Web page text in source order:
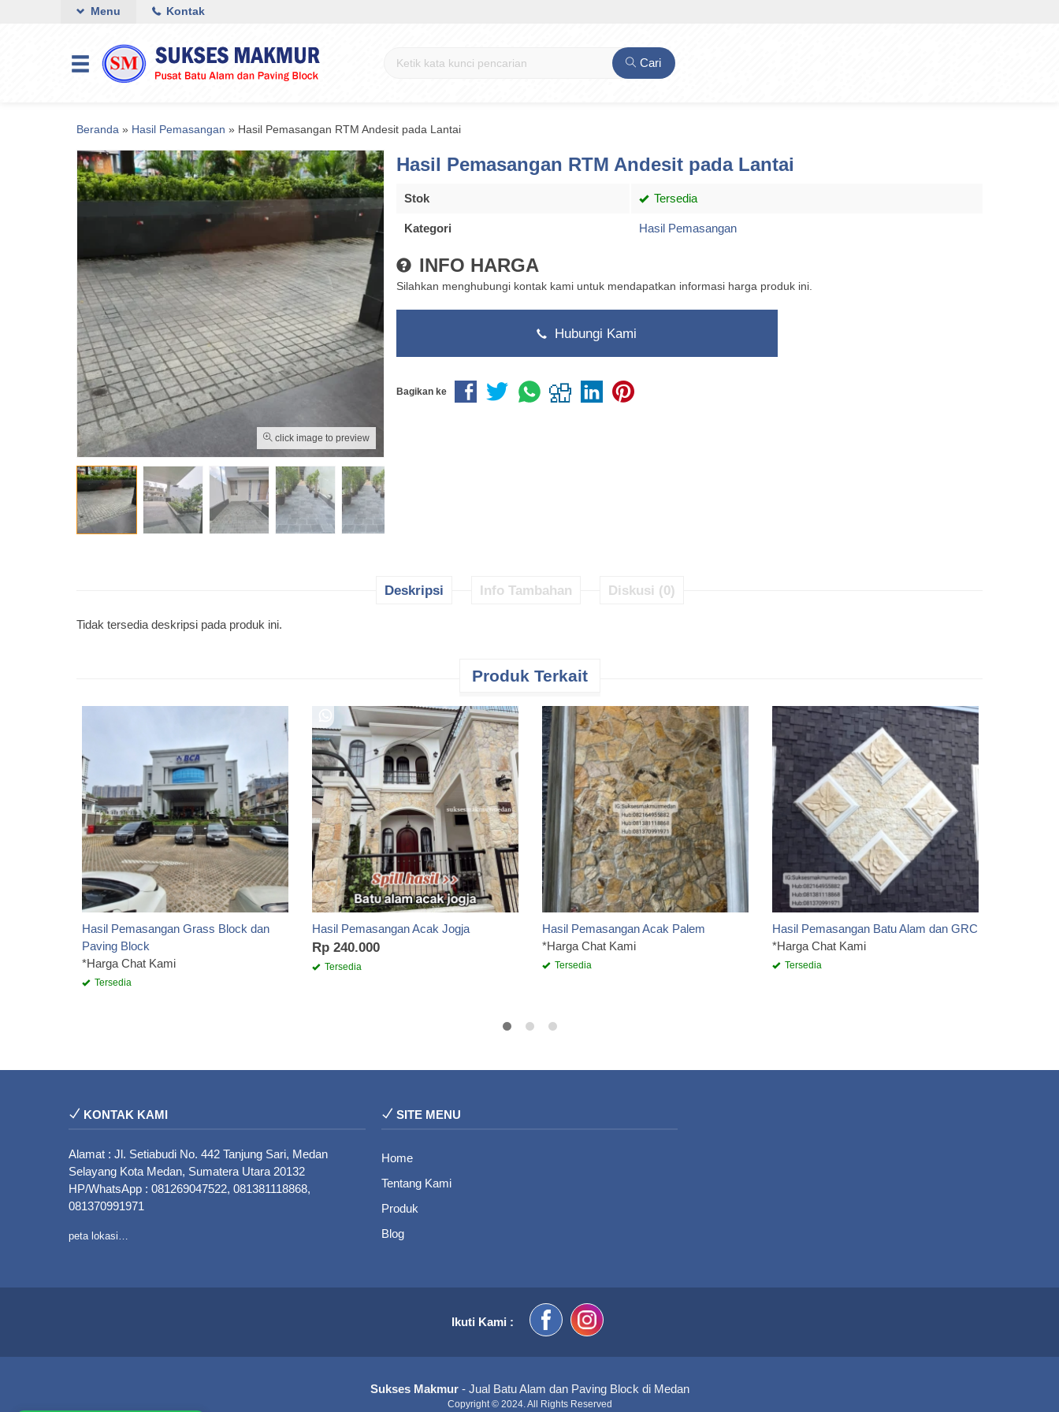
Menu Kontak
Cari
Beranda » Hasil Pemasangan » Hasil Pemasangan RTM Andesit pada Lantai
click image to preview
Hasil Pemasangan RTM Andesit pada Lantai
Stok Tersedia
Kategori Hasil Pemasangan
INFO HARGA
Silahkan menghubungi kontak kami untuk mendapatkan informasi harga produk ini.
Hubungi Kami
Bagikan ke
Deskripsi Info Tambahan Diskusi (0)
Tidak tersedia deskripsi pada produk ini.
Produk Terkait
Hasil Pemasangan Grass Block dan
Paving Block
*Harga Chat Kami
Tersedia
Hasil Pemasangan Acak Jogja
Rp 240.000
Tersedia
Hasil Pemasangan Acak Palem
*Harga Chat Kami
Tersedia
Hasil Pemasangan Batu Alam dan GRC
*Harga Chat Kami
Tersedia
KONTAK KAMI
Alamat : Jl. Setiabudi No. 442 Tanjung Sari, Medan
Selayang Kota Medan, Sumatera Utara 20132
HP/WhatsApp : 081269047522, 081381118868,
081370991971
peta lokasi…
SITE MENU
Home
Tentang Kami
Produk
Blog
Ikuti Kami :
Sukses Makmur- Jual Batu Alam dan Paving Block di Medan
Copyright © 2024. All Rights Reserved